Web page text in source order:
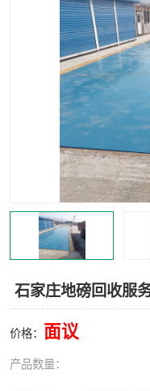
石家庄地磅回收服
价格： 面议
产品数量：
装载机电子秤
半自动输送机
冷却塔
撕碎机
塑料撕碎机